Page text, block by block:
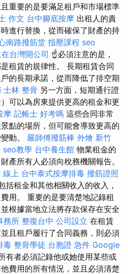
重要的是要滿足租戶和市場標準
作文 台中腳底按摩 出租人的責
進行替換，從而確保了財產的持
南路撥筋堂 指壓課程 seo
台灣開公司 ☝必須注意的是，
租賃的規律性。 長期租賃合同
的長期承諾，從而降低了排空期
士林 整骨 另一方面，短期通行證
）可以為房東提供更高的租金和更
摩 記帳士 好考嗎 這些合同非常
點的場所，但可能會導致更高的
動。 嚴師傅撥筋棒 外燴 新竹
教學 台中養生館 物業租金的
產所有人必須向稅務機關報告。
線上 台中泰式按摩排毒 撥筋證照
括租金和其他相關收入的收入，
用。 重要的是要清楚地記錄租
根據當地立法將存款保存在安全
務所 整復台中 公司設立 在租賃
且租戶履行了合同義務，則必須
毒 整骨學徒 台胞證 急件 Google
有者必須記錄他或她使用某些或
費用的所有情況，並且必須清楚